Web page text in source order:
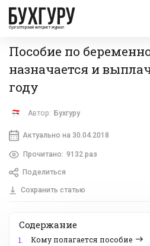
бухгалтерский интернет-журнал
Пособие по
назначается и
году
Автор: Бухгуру
Актуально на 30.04.2018
Прочитано: 9132 раз
Поделиться
Сохранить статью
Содержание
1.
Кому полагается пособие